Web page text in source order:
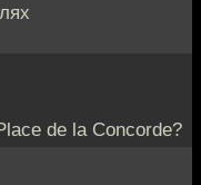
de la Concorde?